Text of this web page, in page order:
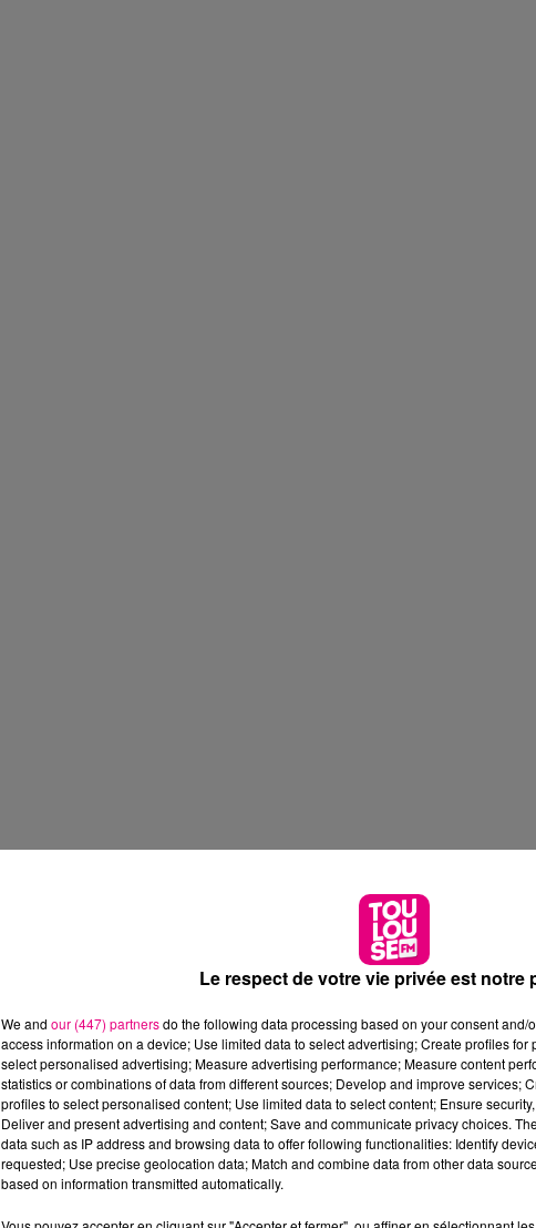
Le respect de votre vie privée est notre
We and our (447) partnersdo the following data processing based on your consent and/
access information on a device; Use limited data to select advertising; Create profiles
select personalised advertising; Measure advertising performance; Measure content
statistics or combinations of data from different sources; Develop and improve services;
profiles to select personalised content; Use limited data to select content; Ensure
Deliver and present advertising and content; Save and communicate privacy choices.
data such as IP address and browsing data to offer following functionalities: Identify
requested; Use precise geolocation data; Match and combine data from other data
based on information transmitted automatically.